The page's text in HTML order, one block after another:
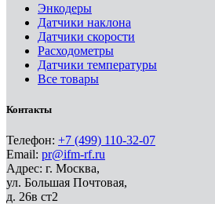
Энкодеры
Датчики наклона
Датчики скорости
Расходометры
Датчики температуры
Все товары
Контакты
Телефон: +7 (499) 110-32-07
Email: pr@ifm-rf.ru
Адрес: г. Москва,
ул. Большая Почтовая,
д. 26в ст2